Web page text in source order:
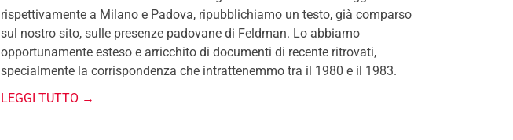
rispettivamente a Milano e Padova, ripubblichiamo un testo, già comparso
sul nostro sito, sulle presenze padovane di Feldman. Lo abbiamo
opportunamente esteso e arricchito di documenti di recente ritrovati,
specialmente la corrispondenza che intrattenemmo tra il 1980 e il 1983.
LEGGI TUTTO →